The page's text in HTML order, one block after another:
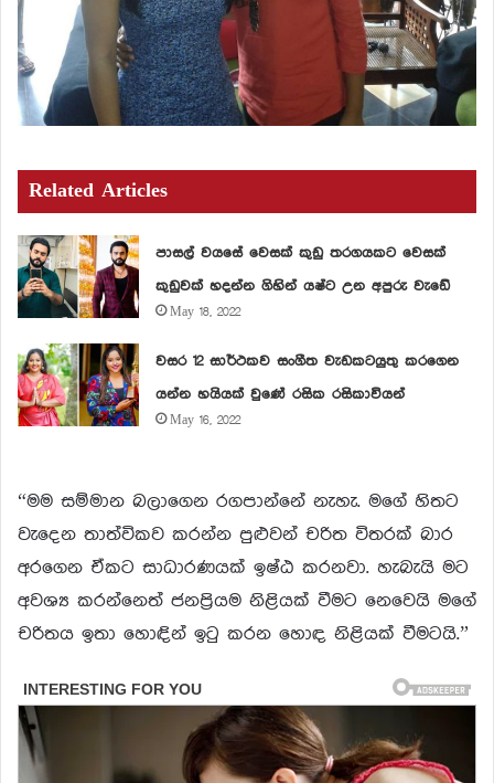
Related Articles
පාසල් වයසේ වෙසක් කුඩු තරගයකට වෙසක්
කුඩුවක් හදන්න ගිහින් යෂ්ට උන අපුරු වැඩේ
May 18, 2022
වසර 12 සාර්ථකව සංගීත වැඩකටයුතු කරගෙන
යන්න හයියක් වුණේ රසික රසිකාවියන්
May 16, 2022
“මම සම්මාන බලාගෙන රගපාන්නේ නැහැ. මගේ හිතට
වැදෙන තාත්විකව කරන්න පුළුවන් චරිත විතරක් බාර
අරගෙන ඒකට සාධාරණයක් ඉෂ්ඨ කරනවා. හැබැයි මට
අවශ්‍ය කරන්නෙත් ජනප්‍රියම නිළියක් වීමට නෙවෙයි මගේ
චරිතය ඉතා හොඳින් ඉටු කරන හොඳ නිළියක් වීමටයි.”